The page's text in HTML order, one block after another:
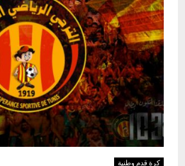
كرة قدم وطنية